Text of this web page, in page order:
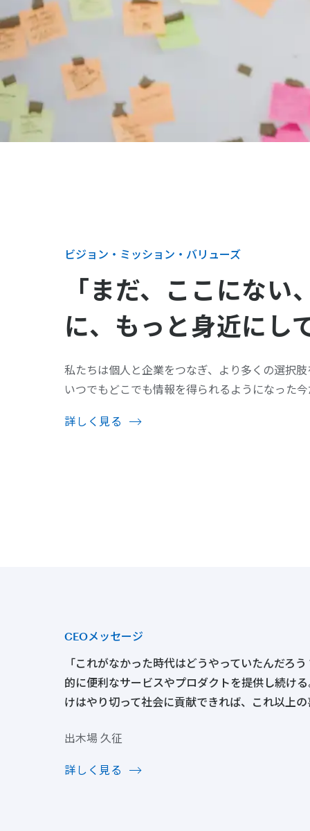
ビジョン・ミッション・バリューズ
「まだ、ここにな
に、もっと身近にし
私たちは個人と企業をつなぎ、より多くの選択
いつでもどこでも情報を得られるようになった
詳しく見る
CEOメッセージ
「これがなかった時代はどうやっていたんだろ
的に便利なサービスやプロダクトを提供し続け
けはやり切って社会に貢献できれば、これ以上
出木場 久征
詳しく見る